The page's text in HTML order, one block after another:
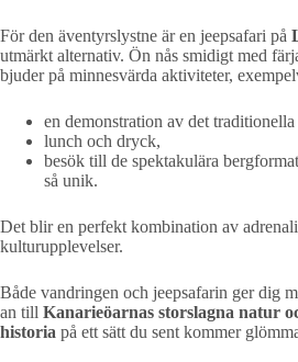
För den äventyrslystne är en jeepsafari på
utmärkt alternativ. Ön nås smidigt med
bjuder på minnesvärda aktiviteter,
en demonstration av det traditionella
lunch och dryck,
besök till de spektakulära
så unik.
Det blir en perfekt kombination av
kulturupplevelser.
Både vandringen och jeepsafarin ger dig
an till Kanarieöarnas storslagna natur
historia på ett sätt du sent kommer